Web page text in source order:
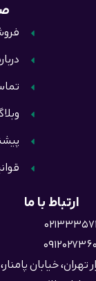
ارتباط با ما
تهران، خیابان